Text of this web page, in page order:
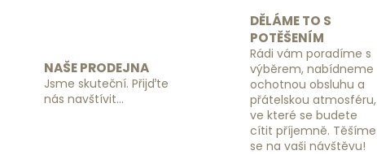
NAŠE PRODEJNA
Jsme skuteční. Přijďte
nás navštívit...
DĚLÁME TO S
POTĚŠENÍM
Rádi vám poradíme s
výběrem, nabídneme
ochotnou obsluhu a
přátelskou atmosféru,
ve které se budete
cítit příjemně. Těšíme
se na vaši návštěvu!